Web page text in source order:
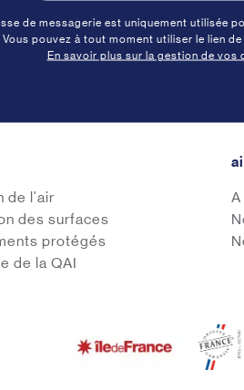
de messagerie est uniquement utilisée
Vous pouvez à tout moment utiliser le lien
En savoir plus sur la gestion de vos
de l'air
des surfaces
protégés
de la QAI